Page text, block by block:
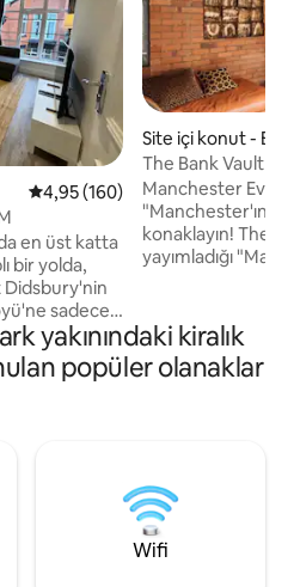
5 üzerinden ortalama 4,95
4,95 (160)
en üst katta
bir yolda,
Didsbury'nin
sadece
-
Fallowfield
10/15
Site içi konut -
The Bank Vault
yer aldı
Manchester
"Manchester'ın
konaklayın! The Times'ın Mayıs 2024'te
yayımladığı
West
2. sınıf bir binada
odasında uyuyun. Brezilyalı sanatçı
bırakılmamalıdır. Sizi ağırlamayı dört
gözle bekliyoruz.
yakınındaki kiralık
popüler olanaklar
Wifi